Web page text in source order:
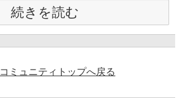
続きを読む
コミュニティトップへ戻る